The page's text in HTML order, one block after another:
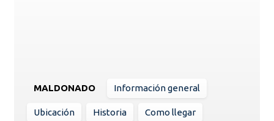
MALDONADO Información general
Ubicación Historia Como llegar